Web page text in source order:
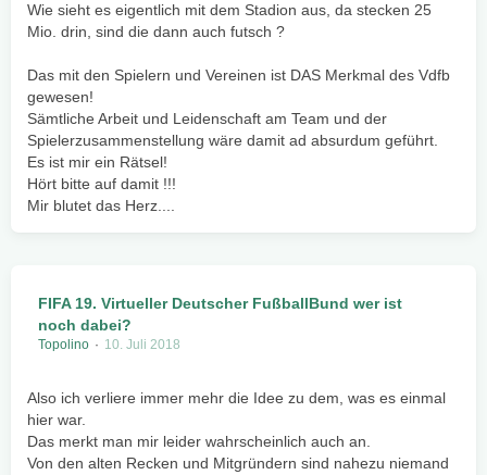
Wie sieht es eigentlich mit dem Stadion aus, da stecken 25
Mio. drin, sind die dann auch futsch ?
Das mit den Spielern und Vereinen ist DAS Merkmal des Vdfb
gewesen!
Sämtliche Arbeit und Leidenschaft am Team und der
Spielerzusammenstellung wäre damit ad absurdum geführt.
Es ist mir ein Rätsel!
Hört bitte auf damit !!!
Mir blutet das Herz....
FIFA 19. Virtueller Deutscher FußballBund wer ist
noch dabei?
Topolino 10. Juli 2018
Also ich verliere immer mehr die Idee zu dem, was es einmal
hier war.
Das merkt man mir leider wahrscheinlich auch an.
Von den alten Recken und Mitgründern sind nahezu niemand